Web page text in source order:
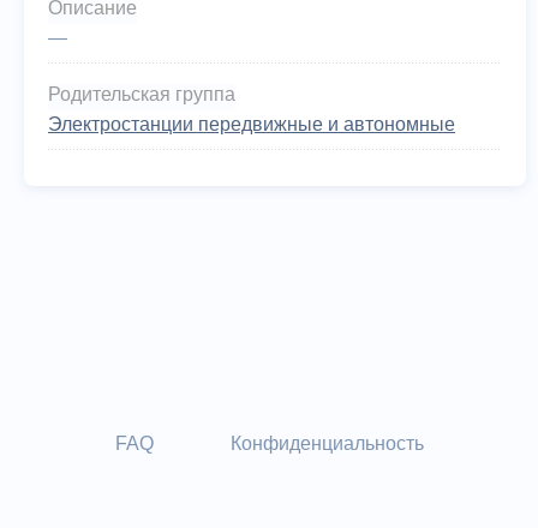
Описание
—
Родительская группа
Электростанции передвижные и автономные
FAQ Конфиденциальность